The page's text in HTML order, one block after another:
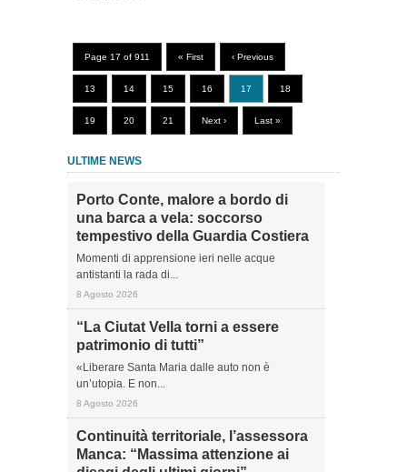
Page 17 of 911 « First ‹ Previous
13 14 15 16 17 18
19 20 21 Next › Last »
ULTIME NEWS
Porto Conte, malore a bordo di
una barca a vela: soccorso
tempestivo della Guardia Costiera
Momenti di apprensione ieri nelle acque
antistanti la rada di...
8 Agosto 2026
“La Ciutat Vella torni a essere
patrimonio di tutti”
«Liberare Santa Maria dalle auto non è
un’utopia. E non...
8 Agosto 2026
Continuità territoriale, l’assessora
Manca: “Massima attenzione ai